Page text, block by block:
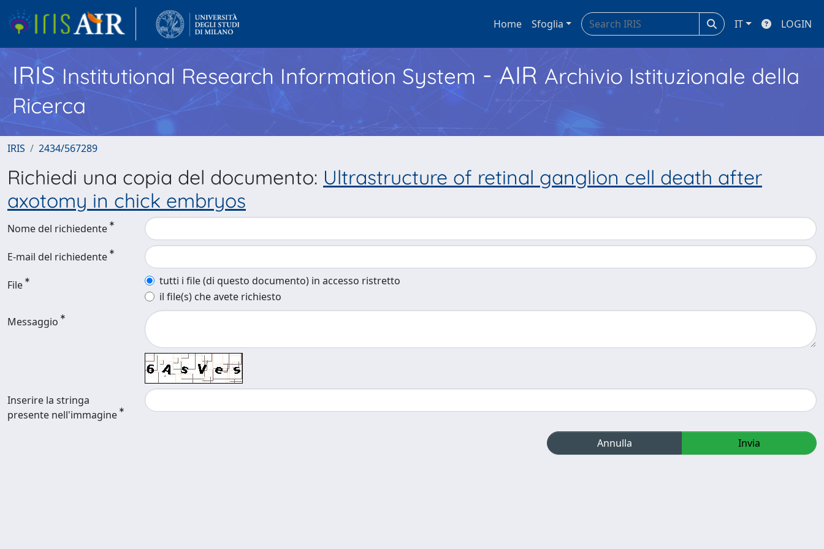
Home Sfoglia IT LOGIN
IRISInstitutional Research Information System - AIR Archivio Istituzionale della
Ricerca
IRIS 2434/567289
Richiedi una copia del documento: Ultrastructure of retinal ganglion cell death after
axotomy in chick embryos
Nome del richiedente
E-mail del richiedente
File
tutti i file (di questo documento) in accesso ristretto
il file(s) che avete richiesto
Messaggio
Inserire la stringa
presente nell'immagine
Annulla Invia